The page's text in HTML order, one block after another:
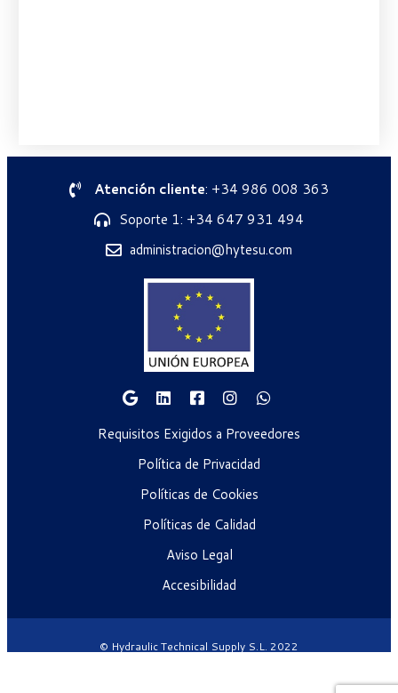
Atención cliente: +34 986 008 363
Soporte 1: +34 647 931 494
administracion@hytesu.com
Requisitos Exigidos a Proveedores
Política de Privacidad
Políticas de Cookies
Políticas de Calidad
Aviso Legal
Accesibilidad
© Hydraulic Technical Supply S.L. 2022